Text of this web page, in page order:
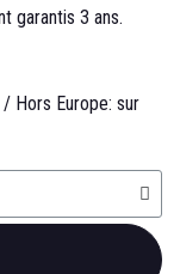
garantis 3 ans.
/ Hors Europe: sur